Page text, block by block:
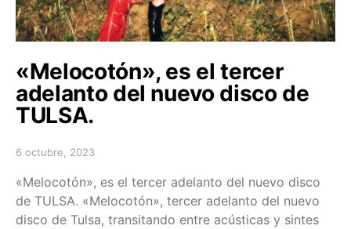
«Melocotón», es el tercer
adelanto del nuevo disco de
TULSA.
Posted on
6 octubre, 2023
«Melocotón», es el tercer adelanto del nuevo disco
de TULSA. «Melocotón», tercer adelanto del nuevo
disco de Tulsa, transitando entre acústicas y sintes